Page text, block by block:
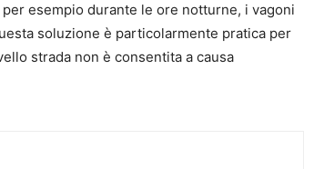
esempio durante le ore notturne, i vagoni
soluzione è particolarmente pratica per
strada non è consentita a causa